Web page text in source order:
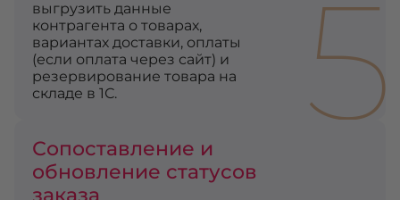
выгрузить данные
контрагента о товарах,
вариантах доставки, оплаты
(если оплата через сайт) и
резервирование товара на
складе в 1С.
5
Сопоставление и
обновление статусов